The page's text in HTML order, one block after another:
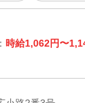
時給1,062円〜